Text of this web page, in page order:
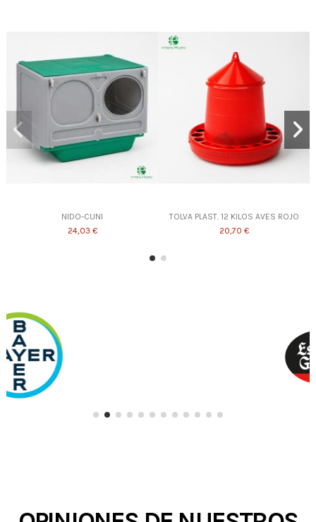
NIDO-CUNI
24,03 €
TOLVA PLAST. 12 KILOS AVES ROJO
20,70 €